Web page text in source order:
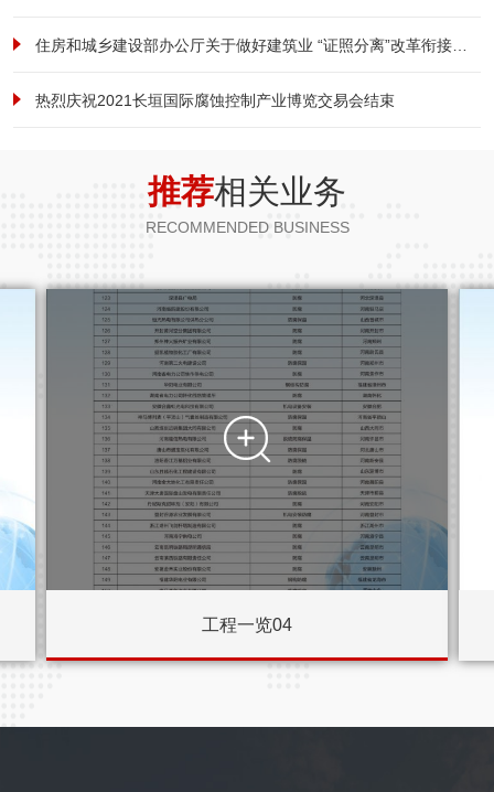
热烈庆祝2021长垣国际腐蚀控制产业博览交易会结束
推荐相关业务
RECOMMENDED BUSINESS

工程一览04